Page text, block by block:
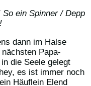
ein Spinner / Depp
dann im Halse
Papa-
die Seele gelegt
es ist immer noch
Häuflein Elend